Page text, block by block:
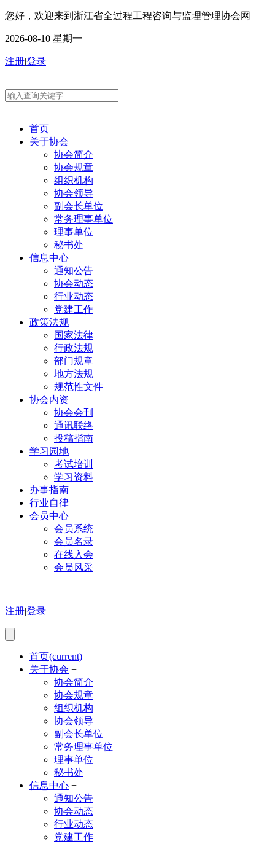
您好，欢迎来到浙江省全过程工程咨询与监理管理协会网
2026-08-10 星期一
注册|登录
首页
关于协会
协会简介
协会规章
组织机构
协会领导
副会长单位
常务理事单位
理事单位
秘书处
信息中心
通知公告
协会动态
行业动态
党建工作
政策法规
国家法律
行政法规
部门规章
地方法规
规范性文件
协会内资
协会会刊
通讯联络
投稿指南
学习园地
考试培训
学习资料
办事指南
行业自律
会员中心
会员系统
会员名录
在线入会
会员风采
注册|登录
首页(current)
关于协会 +
协会简介
协会规章
组织机构
协会领导
副会长单位
常务理事单位
理事单位
秘书处
信息中心 +
通知公告
协会动态
行业动态
党建工作